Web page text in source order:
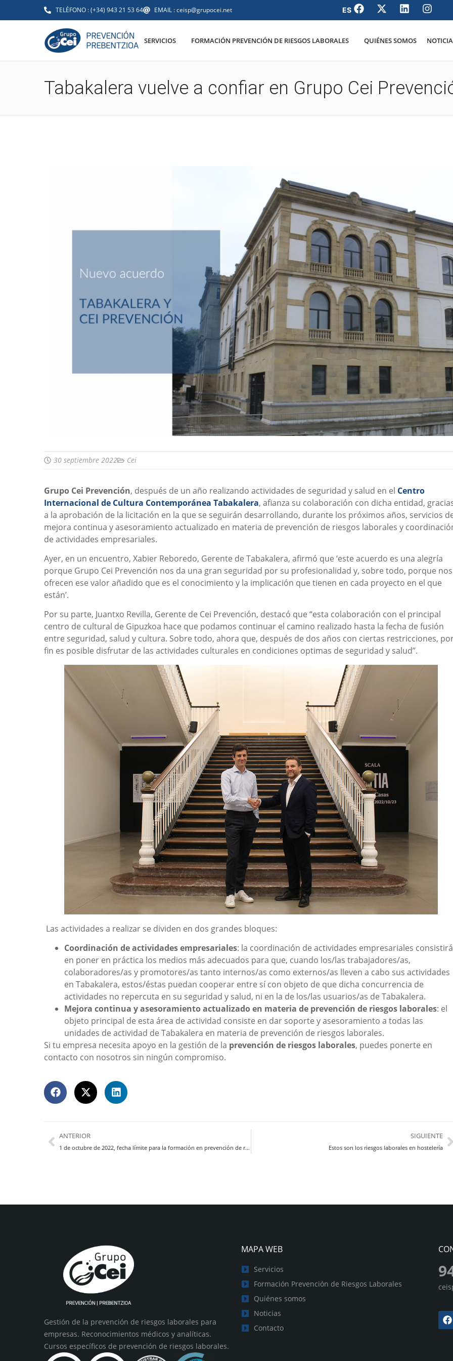
TELÉFONO : (+34) 943 21 53 64 EMAIL : ceisp@grupocei.net
SERVICIOS FORMACIÓN PREVENCIÓN DE RIESGOS LABORALES QUIÉNES SOMOS
Tabakalera vuelve a confiar en Grupo Cei
30 septiembre 2022 Cei
Grupo Cei Prevención, después de un año realizando actividades de seguridad y salud en el Centro
Internacional de Cultura Contemporánea Tabakalera, afianza su colaboración con dicha entidad,
a la aprobación de la licitación en la que se seguirán desarrollando, durante los próximos años, servicios
mejora continua y asesoramiento actualizado en materia de prevención de riesgos laborales y
de actividades empresariales.
Ayer, en un encuentro, Xabier Reboredo, Gerente de Tabakalera, afirmó que ‘este acuerdo es una alegría
porque Grupo Cei Prevención nos da una gran seguridad por su profesionalidad y, sobre todo, porque nos
ofrecen ese valor añadido que es el conocimiento y la implicación que tienen en cada proyecto en el que
están’.
Por su parte, Juantxo Revilla, Gerente de Cei Prevención, destacó que “esta colaboración con el principal
centro de cultural de Gipuzkoa hace que podamos continuar el camino realizado hasta la fecha de fusión
entre seguridad, salud y cultura. Sobre todo, ahora que, después de dos años con ciertas restricciones,
fin es posible disfrutar de las actividades culturales en condiciones optimas de seguridad y salud”.
Las actividades a realizar se dividen en dos grandes bloques:
Coordinación de actividades empresariales: la coordinación de actividades empresariales consistirá
en poner en práctica los medios más adecuados para que, cuando los/las trabajadores/as,
colaboradores/as y promotores/as tanto internos/as como externos/as lleven a cabo sus actividades
en Tabakalera, estos/éstas puedan cooperar entre sí con objeto de que dicha concurrencia de
actividades no repercuta en su seguridad y salud, ni en la de los/las usuarios/as de Tabakalera.
Mejora continua y asesoramiento actualizado en materia de prevención de riesgos laborales: el
objeto principal de esta área de actividad consiste en dar soporte y asesoramiento a todas las
unidades de actividad de Tabakalera en materia de prevención de riesgos laborales.
Si tu empresa necesita apoyo en la gestión de la prevención de riesgos laborales, puedes ponerte en
contacto con nosotros sin ningún compromiso.
ANTERIOR
1 de octubre de 2022, fecha límite para la formación en prevención de riesgos laborales de las plantillas del Sector Metal
SIGUIENTE
Estos son los riesgos laborales en hostelería
Gestión de la prevención de riesgos laborales para
empresas. Reconocimientos médicos y analíticas.
Cursos específicos de prevención de riesgos laborales.
MAPA WEB
Servicios
Formación Prevención de Riesgos Laborales
Quiénes somos
Noticias
Contacto